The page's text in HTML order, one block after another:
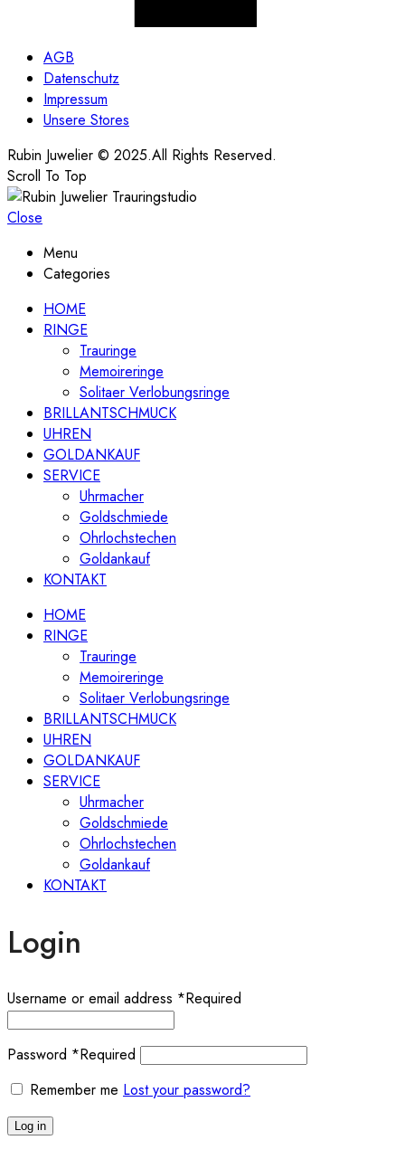
AGB
Datenschutz
Impressum
Unsere Stores
Rubin Juwelier © 2025.All Rights Reserved.
Scroll To Top
Close
Menu
Categories
HOME
RINGE
Trauringe
Memoireringe
Solitaer Verlobungsringe
BRILLANTSCHMUCK
UHREN
GOLDANKAUF
SERVICE
Uhrmacher
Goldschmiede
Ohrlochstechen
Goldankauf
KONTAKT
HOME
RINGE
Trauringe
Memoireringe
Solitaer Verlobungsringe
BRILLANTSCHMUCK
UHREN
GOLDANKAUF
SERVICE
Uhrmacher
Goldschmiede
Ohrlochstechen
Goldankauf
KONTAKT
Login
Username or email address *Required
Password *Required
Remember me Lost your password?
Log in